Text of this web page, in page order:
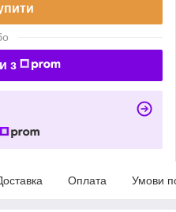
з
Оплата Умови